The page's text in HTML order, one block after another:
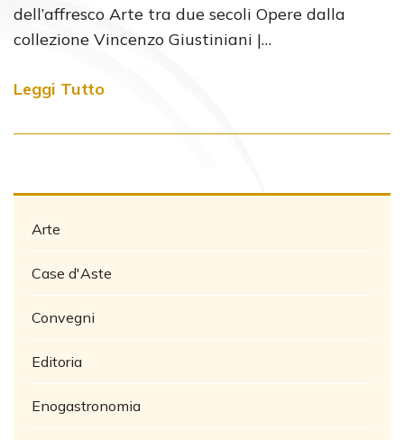
dell’affresco Arte tra due secoli Opere dalla
collezione Vincenzo Giustiniani |…
Leggi Tutto
Arte
Case d'Aste
Convegni
Editoria
Enogastronomia